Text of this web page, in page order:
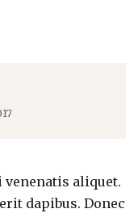
venenatis aliquet.
dapibus. Donec